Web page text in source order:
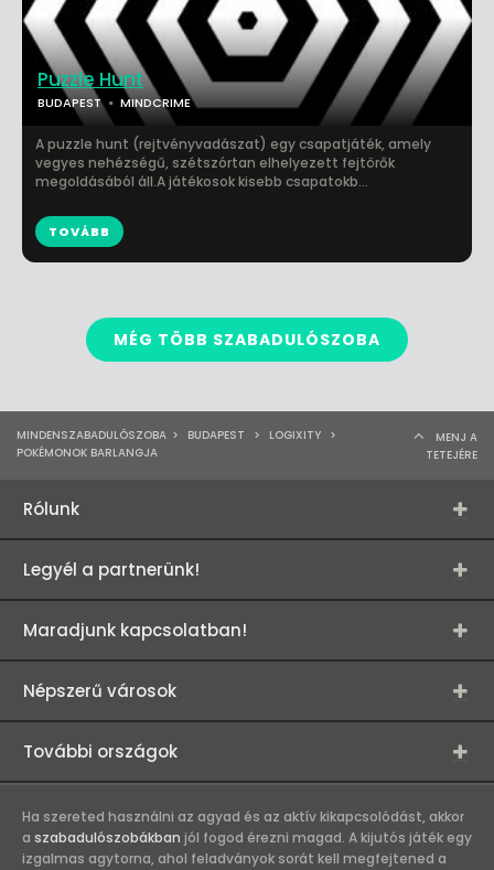
Puzzle Hunt
BUDAPEST MINDCRIME
A puzzle hunt (rejtvényvadászat) egy csapatjáték, amely
vegyes nehézségű, szétszórtan elhelyezett fejtörők
megoldásából áll.A játékosok kisebb csapatokb...
TOVÁBB
MÉG TÖBB SZABADULÓSZOBA
MINDENSZABADULÓSZOBA > BUDAPEST > LOGIXITY >
POKÉMONOK BARLANGJA
MENJ A
TETEJÉRE
Rólunk
Legyél a partnerünk!
Maradjunk kapcsolatban!
Népszerű városok
További országok
Ha szereted használni az agyad és az aktív kikapcsolódást, akkor
a szabadulószobákban jól fogod érezni magad. A kijutós játék egy
izgalmas agytorna, ahol feladványok sorát kell megfejtened a